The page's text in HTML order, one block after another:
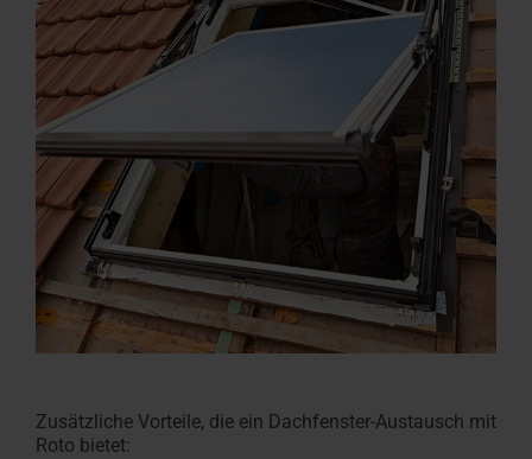
Zusätzliche Vorteile, die ein Dachfenster-Austausch mit
Roto bietet: